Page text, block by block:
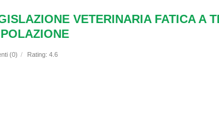
VETERINARIA FATICA A
(0) / Rating: 4.6